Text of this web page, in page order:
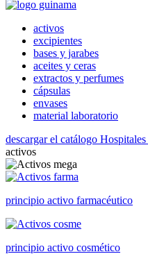
activos
excipientes
bases y jarabes
aceites y ceras
extractos y perfumes
cápsulas
envases
material laboratorio
descargar el catálogo Hospitales
activos
principio activo farmacéutico
principio activo cosmético